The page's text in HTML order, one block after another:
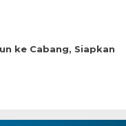
ke Cabang, Siapkan